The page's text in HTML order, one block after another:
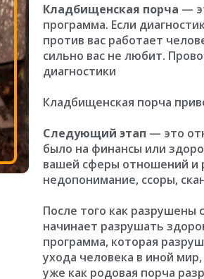
Кладбищенская порча —
программа. Если
против вас работает
сильно вас не любит.
диагностики
Кладбищенская порча
Следующий этап — это
было на финансы или
вашей сферы отношений и
недопонимание, ссоры,
После того как
начинает разрушать
программа, которая
ухода человека в иной
уже как родовая порча